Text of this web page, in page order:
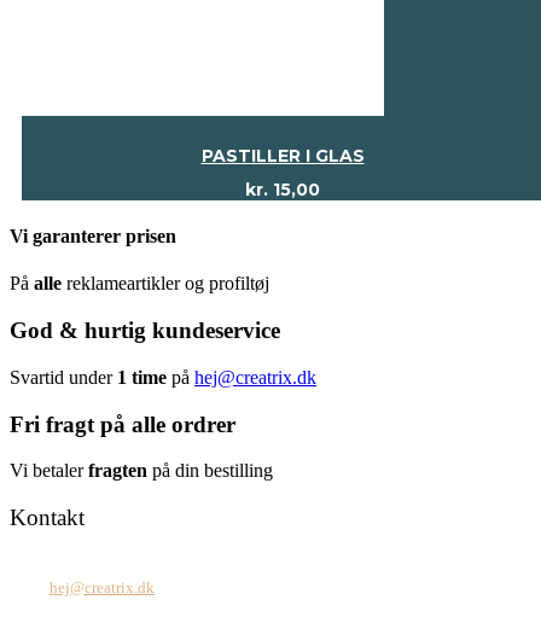
PASTILLER I GLAS
kr. 15,00
Vi garanterer prisen
På alle reklameartikler og profiltøj
God & hurtig kundeservice
Svartid under 1 time på hej@creatrix.dk
Fri fragt på alle ordrer
Vi betalerfragten på din bestilling
Kontakt
hej@creatrix.dk